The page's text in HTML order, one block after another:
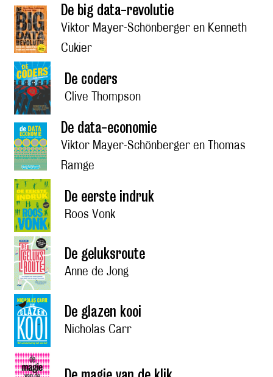
De big data-revolutie
Viktor Mayer-Schönberger en Kenneth
Cukier
De coders
Clive Thompson
De data-economie
Viktor Mayer-Schönberger en Thomas
Ramge
De eerste indruk
Roos Vonk
De geluksroute
Anne de Jong
De glazen kooi
Nicholas Carr